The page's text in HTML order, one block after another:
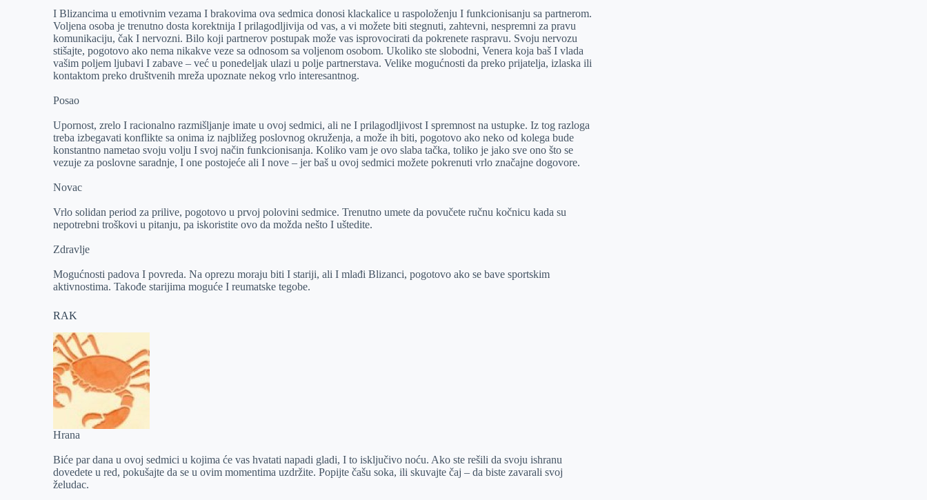
I Blizancima u emotivnim vezama I brakovima ova sedmica donosi klackalice u raspoloženju I funkcionisanju sa partnerom.
Voljena osoba je trenutno dosta korektnija I prilagodljivija od vas, a vi možete biti stegnuti, zahtevni, nespremni za pravu
komunikaciju, čak I nervozni. Bilo koji partnerov postupak može vas isprovocirati da pokrenete raspravu. Svoju nervozu
stišajte, pogotovo ako nema nikakve veze sa odnosom sa voljenom osobom. Ukoliko ste slobodni, Venera koja baš I vlada
vašim poljem ljubavi I zabave – već u ponedeljak ulazi u polje partnerstava. Velike mogućnosti da preko prijatelja, izlaska ili
kontaktom preko društvenih mreža upoznate nekog vrlo interesantnog.
Posao
Upornost, zrelo I racionalno razmišljanje imate u ovoj sedmici, ali ne I prilagodljivost I spremnost na ustupke. Iz tog razloga
treba izbegavati konflikte sa onima iz najbližeg poslovnog okruženja, a može ih biti, pogotovo ako neko od kolega bude
konstantno nametao svoju volju I svoj način funkcionisanja. Koliko vam je ovo slaba tačka, toliko je jako sve ono što se
vezuje za poslovne saradnje, I one postojeće ali I nove – jer baš u ovoj sedmici možete pokrenuti vrlo značajne dogovore.
Novac
Vrlo solidan period za prilive, pogotovo u prvoj polovini sedmice. Trenutno umete da povučete ručnu kočnicu kada su
nepotrebni troškovi u pitanju, pa iskoristite ovo da možda nešto I uštedite.
Zdravlje
Mogućnosti padova I povreda. Na oprezu moraju biti I stariji, ali I mlađi Blizanci, pogotovo ako se bave sportskim
aktivnostima. Takođe starijima moguće I reumatske tegobe.
RAK
Hrana
Biće par dana u ovoj sedmici u kojima će vas hvatati napadi gladi, I to isključivo noću. Ako ste rešili da svoju ishranu
dovedete u red, pokušajte da se u ovim momentima uzdržite. Popijte čašu soka, ili skuvajte čaj – da biste zavarali svoj
želudac.